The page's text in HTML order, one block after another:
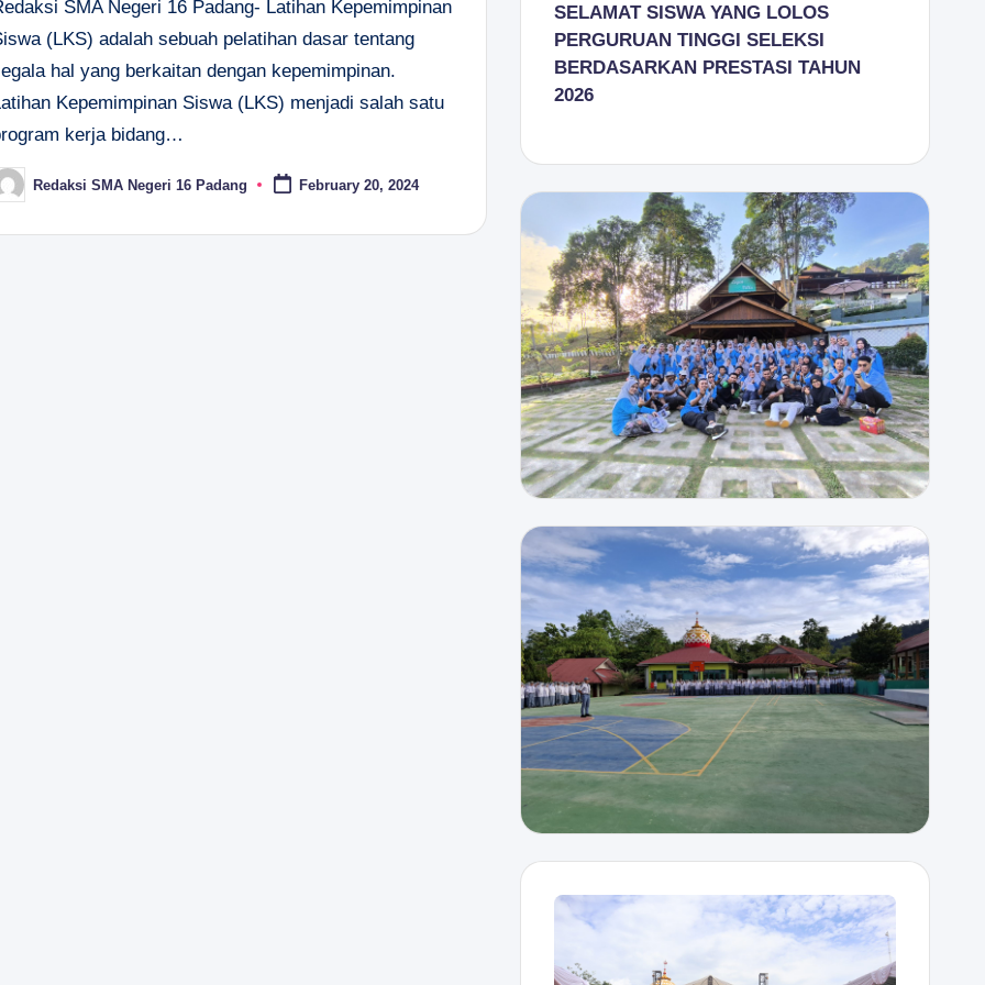
SMA Negeri 16 Padang- Latihan Kepemimpinan
(LKS) adalah sebuah pelatihan dasar tentang
hal yang berkaitan dengan kepemimpinan.
Kepemimpinan Siswa (LKS) menjadi salah satu
kerja bidang…
Redaksi SMA Negeri 16 Padang February 20, 2024
SELAMAT SISWA YANG LOLOS
PERGURUAN TINGGI SELEKSI
BERDASARKAN PRESTASI TAHUN
2026